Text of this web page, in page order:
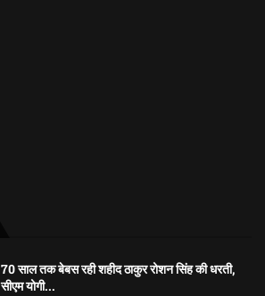
70 साल तक बेबस रही शहीद ठाकुर रोशन सिंह की धरती,
सीएम योगी...